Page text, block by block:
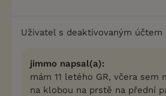
Uživatel s deaktivovaným účtem
jimmo napsal(a):
mám 11 letého GR, včera sem
na klobou na prstě na přední